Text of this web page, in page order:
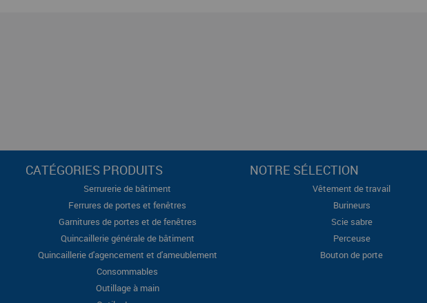
CATÉGORIES PRODUITS
Serrurerie de bâtiment
Ferrures de portes et fenêtres
Garnitures de portes et de fenêtres
Quincaillerie générale de bâtiment
Quincaillerie d'agencement et d'ameublement
Consommables
Outillage à main
NOTRE SÉLECTION
Vêtement de travail
Burineurs
Scie sabre
Perceuse
Bouton de porte